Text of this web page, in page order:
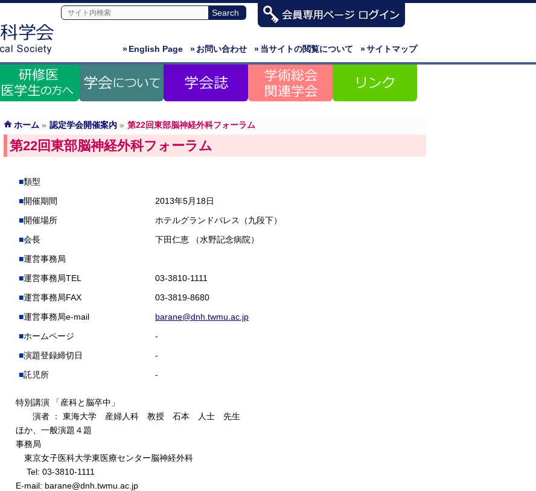
»サイトマップ
»当サイトの閲覧について
»お問い合わせ
»English Page
ホーム » 認定学会開催案内 » 第22回東部脳神経外科フォーラム
第22回東部脳神経外科フォーラム
類型
開催期間
2013年5月18日
開催場所
ホテルグランドパレス（九段下）
会長
下田仁恵 （水野記念病院）
運営事務局
運営事務局TEL
03-3810-1111
運営事務局FAX
03-3819-8680
運営事務局e-mail
barane@dnh.twmu.ac.jp
ホームページ
-
演題登録締切日
-
託児所
-
特別講演 「産科と脳卒中」
演者 ： 東海大学 産婦人科 教授 石本 人士 先生
ほか、一般演題４題
事務局
東京女子医科大学東医療センター脳神経外科
Tel: 03-3810-1111
E-mail: barane@dnh.twmu.ac.jp